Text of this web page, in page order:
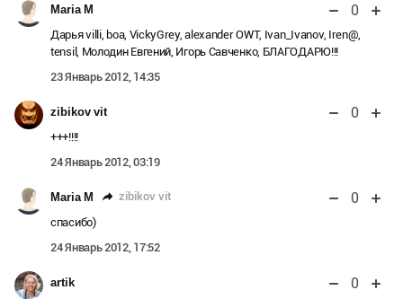
Maria M 0
Дарья villi, boa, VickyGrey, alexander OWT, Ivan_Ivanov, Iren@,
tensil, Молодин Евгений, Игорь Савченко, БЛАГОДАРЮ!!!
23 Январь 2012, 14:35
zibikov vit 0
+++!!!!
24 Январь 2012, 03:19
Maria M zibikov vit 0
спасибо)
24 Январь 2012, 17:52
artik 0